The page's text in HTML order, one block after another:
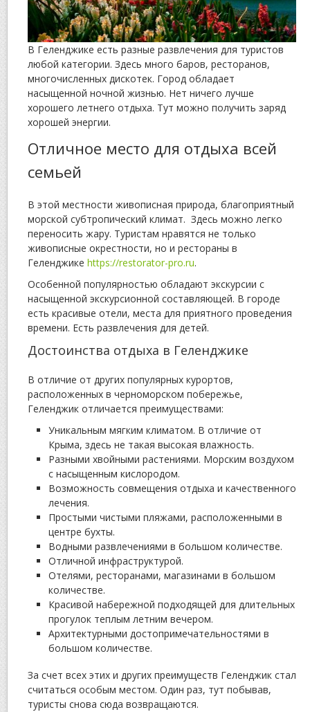
В Геленджике есть разные развлечения для туристов
любой категории. Здесь много баров, ресторанов,
многочисленных дискотек. Город обладает
насыщенной ночной жизнью. Нет ничего лучше
хорошего летнего отдыха. Тут можно получить заряд
хорошей энергии.
Отличное место для отдыха всей
семьей
В этой местности живописная природа, благоприятный
морской субтропический климат. Здесь можно легко
переносить жару. Туристам нравятся не только
живописные окрестности, но и рестораны в
Геленджике https://restorator-pro.ru.
Особенной популярностью обладают экскурсии с
насыщенной экскурсионной составляющей. В городе
есть красивые отели, места для приятного проведения
времени. Есть развлечения для детей.
Достоинства отдыха в Геленджике
В отличие от других популярных курортов,
расположенных в черноморском побережье,
Геленджик отличается преимуществами:
Уникальным мягким климатом. В отличие от
Крыма, здесь не такая высокая влажность.
Разными хвойными растениями. Морским воздухом
с насыщенным кислородом.
Возможность совмещения отдыха и качественного
лечения.
Простыми чистыми пляжами, расположенными в
центре бухты.
Водными развлечениями в большом количестве.
Отличной инфраструктурой.
Отелями, ресторанами, магазинами в большом
количестве.
Красивой набережной подходящей для длительных
прогулок теплым летним вечером.
Архитектурными достопримечательностями в
большом количестве.
За счет всех этих и других преимуществ Геленджик стал
считаться особым местом. Один раз, тут побывав,
туристы снова сюда возвращаются.